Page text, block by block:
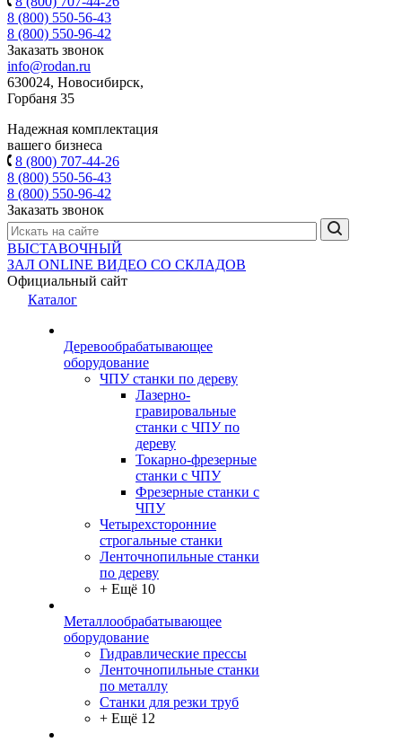
8 (800) 550-56-43
8 (800) 550-96-42
Заказать звонок
info@rodan.ru
630024, Новосибирск,
Горбаня 35
Надежная комплектация
вашего бизнеса
8 (800) 707-44-26
8 (800) 550-56-43
8 (800) 550-96-42
Заказать звонок
ВЫСТАВОЧНЫЙ
ЗАЛ ONLINE ВИДЕО СО СКЛАДОВ
Официальный сайт
Каталог
Деревообрабатывающее
оборудование
ЧПУ станки по дереву
Лазерно-
гравировальные
станки с ЧПУ по
дереву
Токарно-фрезерные
станки с ЧПУ
Фрезерные станки с
ЧПУ
Четырехсторонние
строгальные станки
Ленточнопильные станки
по дереву
+ Ещё 10
Металлообрабатывающее
оборудование
Гидравлические прессы
Ленточнопильные станки
по металлу
Станки для резки труб
+ Ещё 12